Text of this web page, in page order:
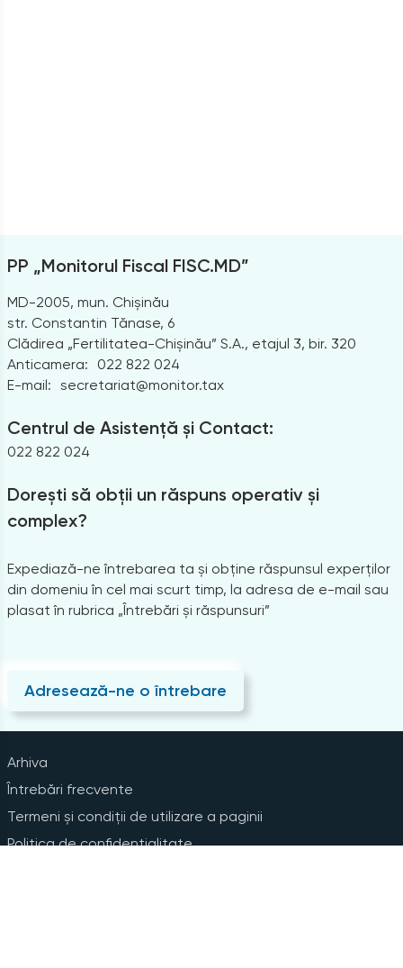
PP „Monitorul Fiscal FISC.MD”
MD-2005, mun. Chișinău
str. Constantin Tănase, 6
Clădirea „Fertilitatea-Chișinău” S.A., etajul 3, bir. 320
Anticamera:
022 822 024
E-mail: secretariat@monitor.tax
Centrul de Asistență și Contact:
022 822 024
Dorești să obții un răspuns operativ și
complex?
Expediază-ne întrebarea ta și obține răspunsul experților
din domeniu în cel mai scurt timp, la adresa de e-mail sau
plasat în rubrica „Întrebări și răspunsuri”
Adresează-ne o întrebare
Arhiva
Întrebări frecvente
Termeni și condiții de utilizare a paginii
Politica de confidențialitate